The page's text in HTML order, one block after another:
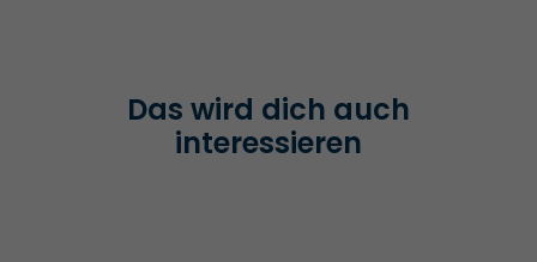
Das wird dich auch
interessieren